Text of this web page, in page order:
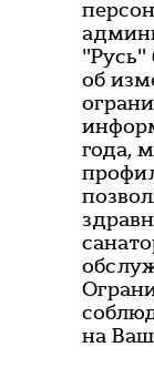
об
года,
на